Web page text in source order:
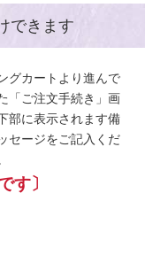
できます
グカートより進んで
「ご注文手続き」画
部に表示されます備
セージをご記入くだ
す〕